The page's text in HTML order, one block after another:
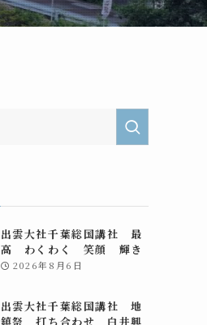
出雲大社千葉総国講社 最
高 わくわく 笑顔 輝き
2026年8月6日
出雲大社千葉総国講社 地
鎮祭 打ち合わせ 白井興